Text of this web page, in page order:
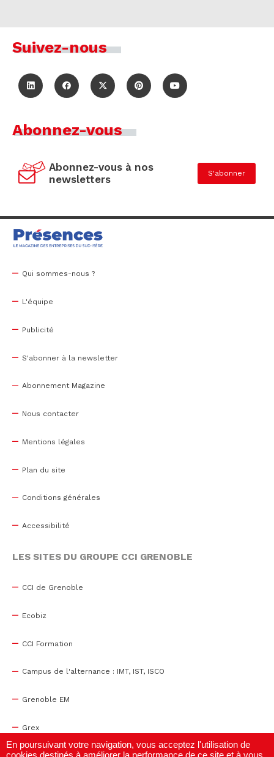
Suivez-nous
Abonnez-vous
Abonnez-vous à nos
newsletters
S'abonner
Qui sommes-nous ?
L'équipe
Publicité
S'abonner à la newsletter
Abonnement Magazine
Nous contacter
Mentions légales
Plan du site
Conditions générales
Accessibilité
LES SITES DU GROUPE CCI GRENOBLE
CCI de Grenoble
Ecobiz
CCI Formation
Campus de l'alternance : IMT, IST, ISCO
Grenoble EM
Grex
En poursuivant votre navigation, vous acceptez l'utilisation de
cookies destinés à améliorer la performance de ce site et à vous